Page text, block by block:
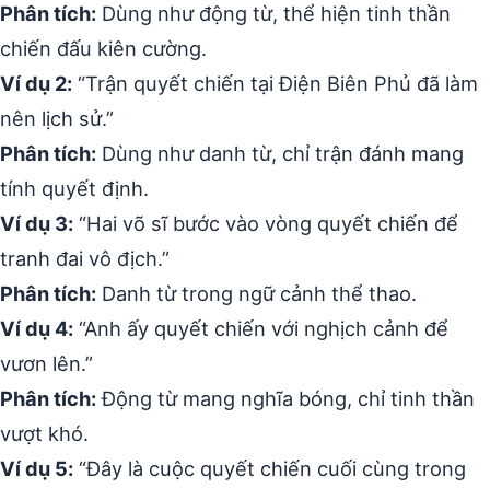
Phân tích: Dùng như động từ, thể hiện tinh thần
chiến đấu kiên cường.
Ví dụ 2: “Trận quyết chiến tại Điện Biên Phủ đã làm
nên lịch sử.”
Phân tích: Dùng như danh từ, chỉ trận đánh mang
tính quyết định.
Ví dụ 3: “Hai võ sĩ bước vào vòng quyết chiến để
tranh đai vô địch.”
Phân tích: Danh từ trong ngữ cảnh thể thao.
Ví dụ 4: “Anh ấy quyết chiến với nghịch cảnh để
vươn lên.”
Phân tích:Động từ mang nghĩa bóng, chỉ tinh thần
vượt khó.
Ví dụ 5: “Đây là cuộc quyết chiến cuối cùng trong